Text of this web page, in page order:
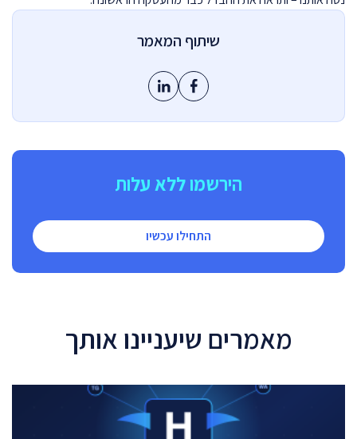
שיתוף המאמר
הירשמו ללא עלות
התחילו עכשיו
מאמרים שיעניינו אותך